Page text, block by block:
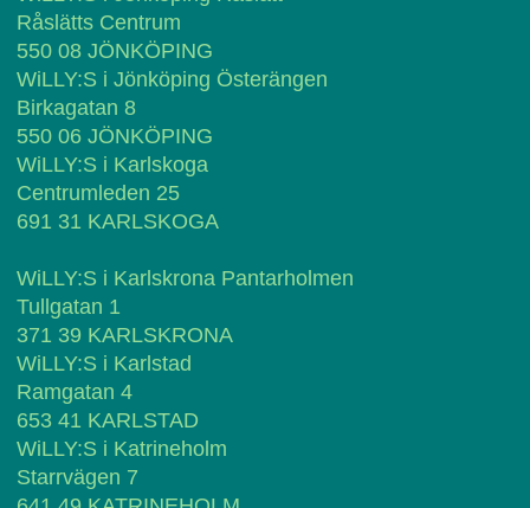
Råslätts Centrum
550 08 JÖNKÖPING
WiLLY:S i Jönköping Österängen
Birkagatan 8
550 06 JÖNKÖPING
WiLLY:S i Karlskoga
Centrumleden 25
691 31 KARLSKOGA
WiLLY:S i Karlskrona Pantarholmen
Tullgatan 1
371 39 KARLSKRONA
WiLLY:S i Karlstad
Ramgatan 4
653 41 KARLSTAD
WiLLY:S i Katrineholm
Starrvägen 7